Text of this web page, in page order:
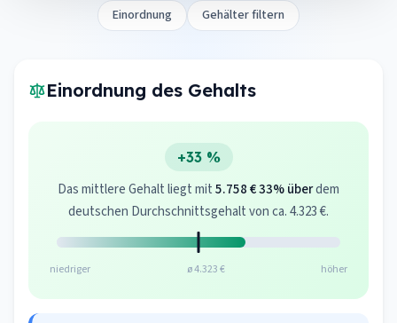
Einordnung Gehälter filtern
Einordnung des Gehalts
+33 %
Das mittlere Gehalt liegt mit5.758 €33% überdem
deutschen Durchschnittsgehalt von ca. 4.323 €.
niedriger ø 4.323 € höher